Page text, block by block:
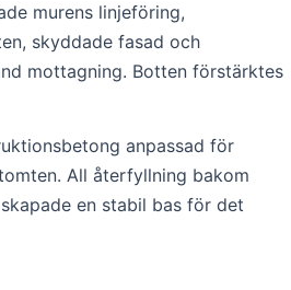
murens linjeföring,
skyddade fasad och
mottagning. Botten förstärktes
anpassad för
All återfyllning bakom
en stabil bas för det